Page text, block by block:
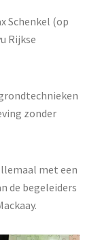
Schenkel (op
Rijkse
zonder
met een
de begeleiders